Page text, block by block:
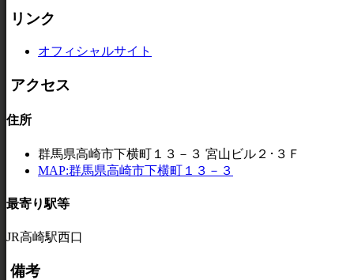
リンク
オフィシャルサイト
アクセス
住所
群馬県高崎市下横町１３－３ 宮山ビル２･３Ｆ
MAP:群馬県高崎市下横町１３－３
最寄り駅等
JR高崎駅西口
備考